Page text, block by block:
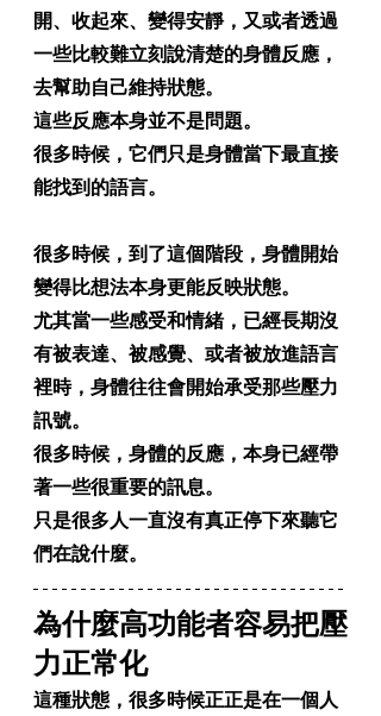
開、收起來、變得安靜，又或者透過
一些比較難立刻說清楚的身體反應，
去幫助自己維持狀態。
這些反應本身並不是問題。
很多時候，它們只是身體當下最直接
能找到的語言。
很多時候，到了這個階段，身體開始
變得比想法本身更能反映狀態。
尤其當一些感受和情緒，已經長期沒
有被表達、被感覺、或者被放進語言
裡時，身體往往會開始承受那些壓力
訊號。
很多時候，身體的反應，本身已經帶
著一些很重要的訊息。
只是很多人一直沒有真正停下來聽它
們在說什麼。
為什麼高功能者容易把壓
力正常化
這種狀態，很多時候正正是在一個人